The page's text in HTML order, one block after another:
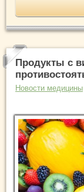
Продукты с
Новости медицины